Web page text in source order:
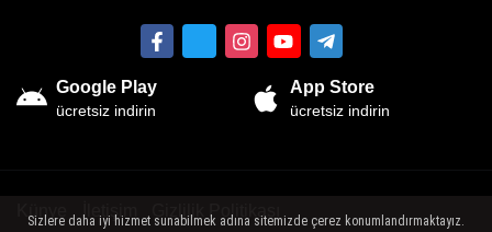
Google Play
ücretsiz indirin
App Store
ücretsiz indirin
Künye İletişim Gizlilik Politikası
Sizlere daha iyi hizmet sunabilmek adına sitemizde çerez konumlandırmaktayız.